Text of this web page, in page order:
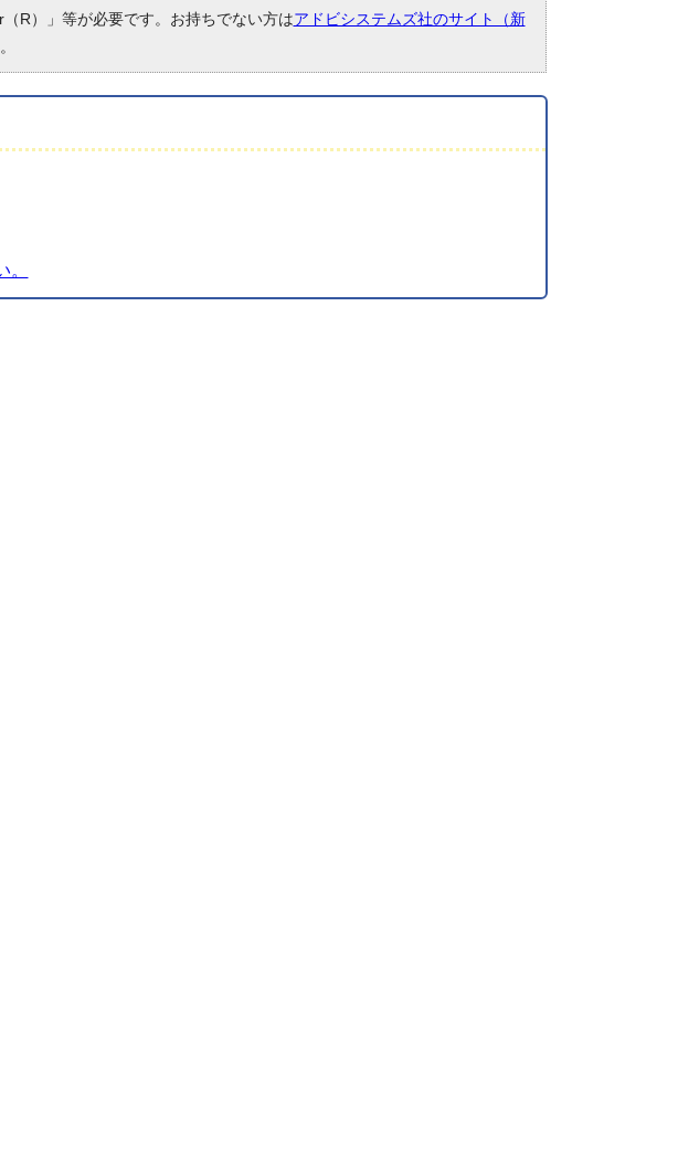
R）」等が必要です。お持ちでない方はアドビシステムズ社のサイト（新